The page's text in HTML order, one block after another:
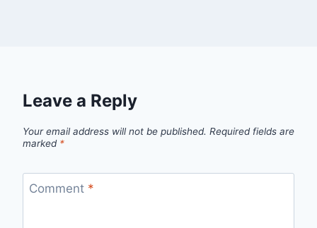
Leave a Reply
Your email address will not be published. Required fields are
marked *
Comment *